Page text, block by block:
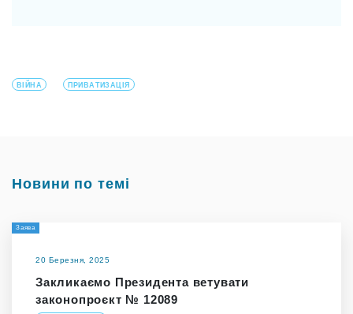
ВІЙНА ПРИВАТИЗАЦІЯ
Новини по темі
Заява
20 Березня, 2025
Закликаємо Президента ветувати
законопроєкт № 12089